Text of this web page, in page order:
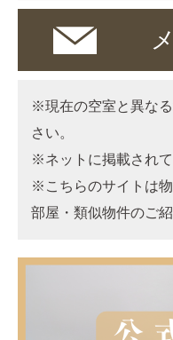
※現在の空室と異な
さい。
※ネットに掲載され
※こちらのサイトは
部屋・類似物件のご